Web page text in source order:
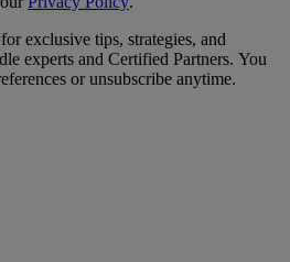
exclusive tips, strategies, and
experts and Certified Partners. You
or unsubscribe anytime.